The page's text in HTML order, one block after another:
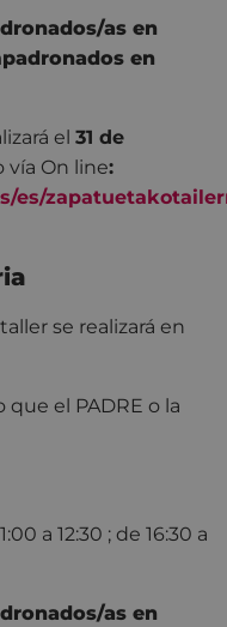
as en
en
el 31 de
vía On line:
es/
se realizará en
que el PADRE o la
a 12:30 ; de 16:30 a
as en